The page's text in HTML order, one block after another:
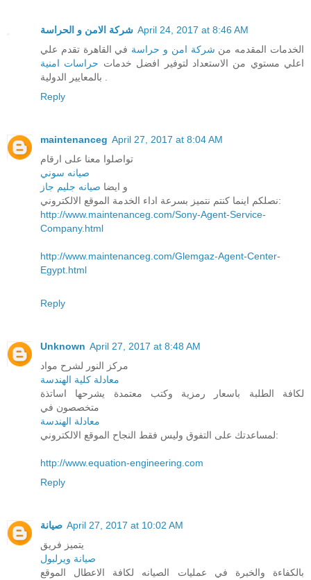
شركة الامن و الحراسة April 24, 2017 at 8:46 AM
الخدمات المقدمه من شركة امن و حراسة في القاهرة تقدم علي
اعلي مستوي من الاستعداد لتوفير افضل خدمات حراسات امنية
Reply
maintenanceg April 27, 2017 at 8:04 AM
تواصلوا معنا على ارقام
صيانه سوني
و ايضا صيانه جليم جاز
نصلكم اينما كنتم نتميز بسرعة اداء الخدمة الموقع الالكتروني:
http://www.maintenanceg.com/Sony-Agent-Service-
Company.html
http://www.maintenanceg.com/Glemgaz-Agent-Center-
Egypt.html
Reply
Unknown April 27, 2017 at 8:48 AM
مركز النور لشرح مواد
معادلة كلية الهندسة
لكافة الطلبة باسعار رمزية وكتب معتمدة يشرحها اساتذة
متخصصون في
معادلة الهندسة
لمساعدتك على التفوق وليس فقط النجاح الموقع الالكتروني:
http://www.equation-engineering.com
Reply
صيانة April 27, 2017 at 10:02 AM
يتميز فريق
صيانة ويرلبول
بالكفاءة والخبرة في عمليات الصيانه لكافة الاعطال الموقع